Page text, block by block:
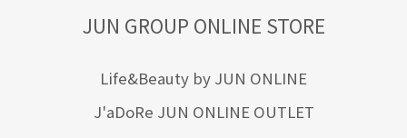
JUN GROUP ONLINE STORE
Life&Beauty by JUN ONLINE
J'aDoRe JUN ONLINE OUTLET